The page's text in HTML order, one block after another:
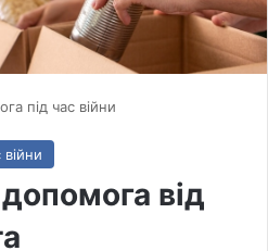
під час війни
від